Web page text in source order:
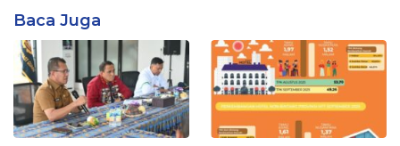
Baca Juga